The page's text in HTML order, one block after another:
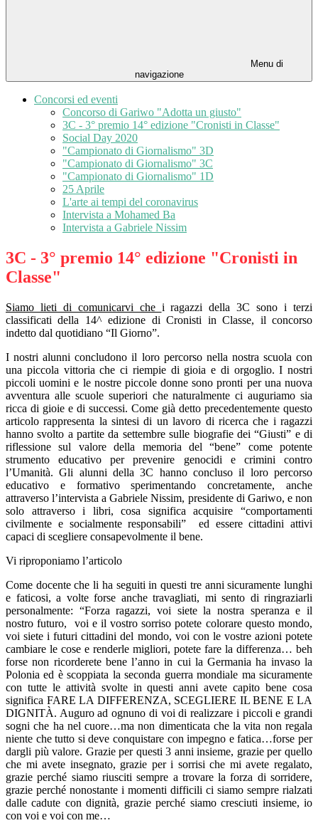
Menu di
navigazione
Concorsi ed eventi
Concorso di Gariwo "Adotta un giusto"
3C - 3° premio 14° edizione "Cronisti in Classe"
Social Day 2020
"Campionato di Giornalismo" 3D
"Campionato di Giornalismo" 3C
"Campionato di Giornalismo" 1D
25 Aprile
L'arte ai tempi del coronavirus
Intervista a Mohamed Ba
Intervista a Gabriele Nissim
3C - 3° premio 14° edizione "Cronisti in
Classe"
Siamo lieti di comunicarvi che i ragazzi della 3C sono i terzi
classificati della 14^ edizione di Cronisti in Classe, il concorso
indetto dal quotidiano “Il Giorno”.
I nostri alunni concludono il loro percorso nella nostra scuola con
una piccola vittoria che ci riempie di gioia e di orgoglio. I nostri
piccoli uomini e le nostre piccole donne sono pronti per una nuova
avventura alle scuole superiori che naturalmente ci auguriamo sia
ricca di gioie e di successi. Come già detto precedentemente questo
articolo rappresenta la sintesi di un lavoro di ricerca che i ragazzi
hanno svolto a partite da settembre sulle biografie dei “Giusti” e di
riflessione sul valore della memoria del “bene” come potente
strumento educativo per prevenire genocidi e crimini contro
l’Umanità. Gli alunni della 3C hanno concluso il loro percorso
educativo e formativo sperimentando concretamente, anche
attraverso l’intervista a Gabriele Nissim, presidente di Gariwo, e non
solo attraverso i libri, cosa significa acquisire “comportamenti
civilmente e socialmente responsabili” ed essere cittadini attivi
capaci di scegliere consapevolmente il bene.
Vi riproponiamo l’articolo
Come docente che li ha seguiti in questi tre anni sicuramente lunghi
e faticosi, a volte forse anche travagliati, mi sento di ringraziarli
personalmente: “Forza ragazzi, voi siete la nostra speranza e il
nostro futuro, voi e il vostro sorriso potete colorare questo mondo,
voi siete i futuri cittadini del mondo, voi con le vostre azioni potete
cambiare le cose e renderle migliori, potete fare la differenza… beh
forse non ricorderete bene l’anno in cui la Germania ha invaso la
Polonia ed è scoppiata la seconda guerra mondiale ma sicuramente
con tutte le attività svolte in questi anni avete capito bene cosa
significa FARE LA DIFFERENZA, SCEGLIERE IL BENE E LA
DIGNITÀ. Auguro ad ognuno di voi di realizzare i piccoli e grandi
sogni che ha nel cuore…ma non dimenticata che la vita non regala
niente che tutto si deve conquistare con impegno e fatica…forse per
dargli più valore. Grazie per questi 3 anni insieme, grazie per quello
che mi avete insegnato, grazie per i sorrisi che mi avete regalato,
grazie perché siamo riusciti sempre a trovare la forza di sorridere,
grazie perché nonostante i momenti difficili ci siamo sempre rialzati
dalle cadute con dignità, grazie perché siamo cresciuti insieme, io
con voi e voi con me…